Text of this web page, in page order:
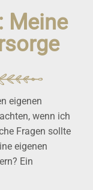
Meine
eigenen
wenn ich
Fragen sollte
eigenen
Ein